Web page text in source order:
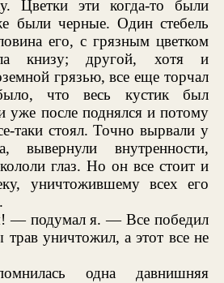
Цветки эти когда-то были
были черные. Один стебель
его, с грязным цветком
книзу; другой, хотя и
грязью, все еще торчал
что весь кустик был
уже после поднялся и потому
таки стоял. Точно вырвали у
вывернули внутренности,
глаз. Но он все стоит и
уничтожившему всех его
— подумал я. — Все победил
трав уничтожил, а этот все не
одна давнишняя